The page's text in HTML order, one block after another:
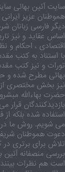
سایت آئین بهائی
هموطنان عزیز
دیگر فارسی
اساس عقاید و نیز
اقتصادی ، احکام و
با استناد به کتب
تورات و نیز کتب
بهائی مطرح شده و
نیز بخش مختصری
حضرت بهاءالله
بازدیدکنندگان
استفاده شده بلکه
می شویم. روش ما در
دعوت هموطنان
تلاش برای برتری در
بررسی منصفانه آئین
است هم نظرات